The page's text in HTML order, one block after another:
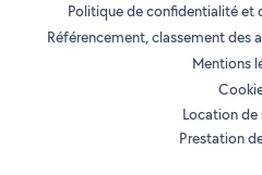
Politique de confidentialité et
Référencement, classement des
Mentions
Location de
Prestation